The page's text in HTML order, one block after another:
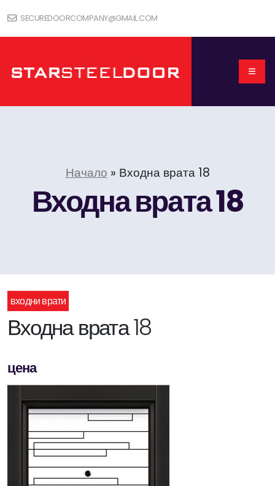
SECUREDOORCOMPANY@GMAIL.COM
Начало » Входна врата 18
Входна врата 18
входни врати
Входна врата 18
цена